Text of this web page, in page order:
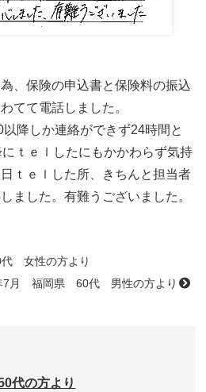
、保険の申込書と保険料の振込
てて電話しました。
降しか連絡ができず24時間と
ｔｅｌしたにもかかわらず気持
ｔｅｌした所、きちんと担当者
ました。有難うございました。
女性の方より
7月 福岡県 60代 男性の方より
代の方より